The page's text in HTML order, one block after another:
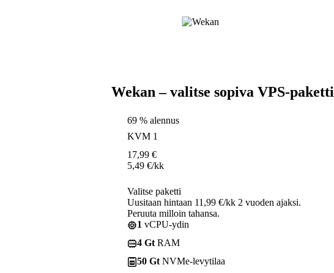
Wekan – valitse sopiva VPS-paketti
69 % alennus
KVM 1
17,99 €
5,49 €/kk
Valitse paketti
Uusitaan hintaan 11,99 €/kk 2 vuoden ajaksi.
Peruuta milloin tahansa.
1 vCPU-ydin
4 Gt RAM
50 Gt NVMe-levytilaa